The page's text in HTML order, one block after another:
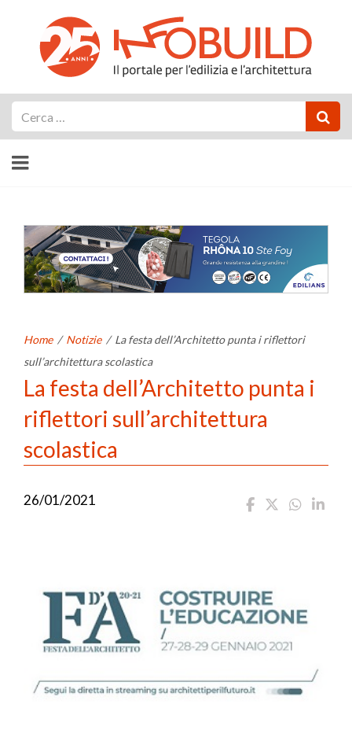
Home / Notizie / La festa dell’Architetto punta i riflettori
sull’architettura scolastica
La festa dell’Architetto punta i
riflettori sull’architettura
scolastica
26/01/2021